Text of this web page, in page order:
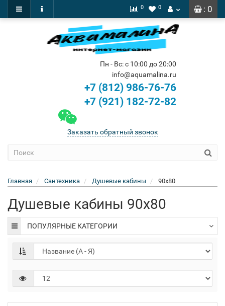
: 0
0 0
Пн - Вс: с 10:00 до 20:00
info@aquamalina.ru
+7 (812) 986-76-76
+7 (921) 182-72-82
Заказать обратный звонок
Главная Сантехника Душевые кабины 90х80
Душевые кабины 90х80
ПОПУЛЯРНЫЕ КАТЕГОРИИ